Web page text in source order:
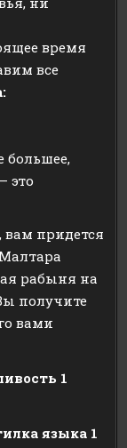
время
все
большее,
это
придется
рабыня на
получите
вами
1
языка 1